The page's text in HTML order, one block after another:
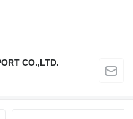
CO.,LTD.